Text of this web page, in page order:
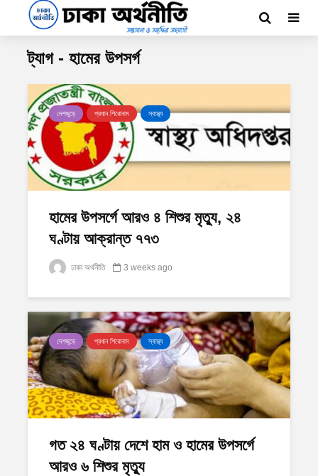
ট্যাগ - হামের উপসর্গ
দেশজুড়ে প্রধান শিরোনাম স্বাস্থ্য
হামের উপসর্গে আরও ৪ শিশুর মৃত্যু, ২৪
ঘণ্টায় আক্রান্ত ৭৭৩
ঢাকা অর্থনীতি 3 weeks ago
দেশজুড়ে প্রধান শিরোনাম স্বাস্থ্য
গত ২৪ ঘণ্টায় দেশে হাম ও হামের উপসর্গে
আরও ৬ শিশুর মৃত্যু